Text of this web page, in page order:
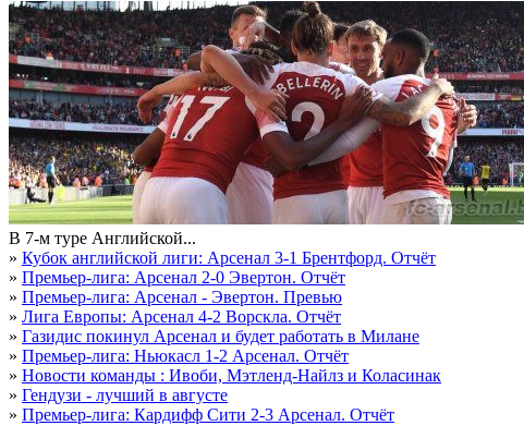
В 7-м туре Английской...
» Кубок английской лиги: Арсенал 3-1 Брентфорд. Отчёт
» Премьер-лига: Арсенал 2-0 Эвертон. Отчёт
» Премьер-лига: Арсенал - Эвертон. Превью
» Лига Европы: Арсенал 4-2 Ворскла. Отчёт
» Газидис покинул Арсенал и будет работать в Милане
» Премьер-лига: Ньюкасл 1-2 Арсенал. Отчёт
» Новости команды : Ивоби, Мэтленд-Найлз и Коласинак
» Гендузи - лучший в августе
» Премьер-лига: Кардифф Сити 2-3 Арсенал. Отчёт